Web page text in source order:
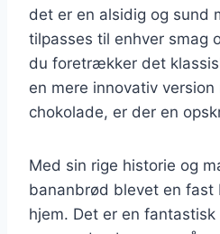
det er en alsidig og sund
tilpasses til enhver smag
du foretrækker det
en mere innovativ version
chokolade, er der en
Med sin rige historie og
bananbrød blevet en fast
hjem. Det er en